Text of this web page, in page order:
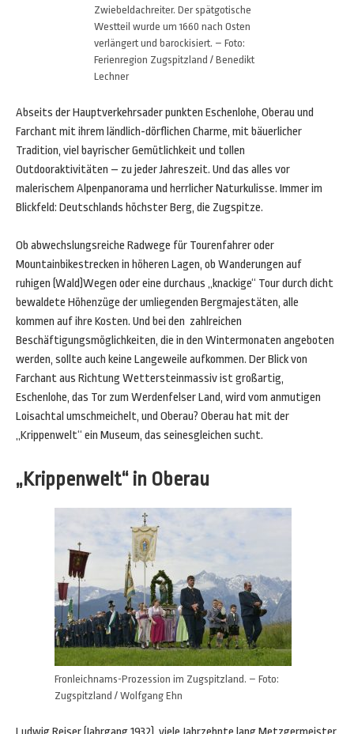
Zwiebeldachreiter. Der spätgotische
Westteil wurde um 1660 nach Osten
verlängert und barockisiert. – Foto:
Ferienregion Zugspitzland / Benedikt
Lechner
Abseits der Hauptverkehrsader punkten Eschenlohe, Oberau und
Farchant mit ihrem ländlich-dörflichen Charme, mit bäuerlicher
Tradition, viel bayrischer Gemütlichkeit und tollen
Outdooraktivitäten – zu jeder Jahreszeit. Und das alles vor
malerischem Alpenpanorama und herrlicher Naturkulisse. Immer im
Blickfeld: Deutschlands höchster Berg, die Zugspitze.
Ob abwechslungsreiche Radwege für Tourenfahrer oder
Mountainbikestrecken in höheren Lagen, ob Wanderungen auf
ruhigen (Wald)Wegen oder eine durchaus „knackige“ Tour durch dicht
bewaldete Höhenzüge der umliegenden Bergmajestäten, alle
kommen auf ihre Kosten. Und bei den zahlreichen
Beschäftigungsmöglichkeiten, die in den Wintermonaten angeboten
werden, sollte auch keine Langeweile aufkommen. Der Blick von
Farchant aus Richtung Wettersteinmassiv ist großartig,
Eschenlohe, das Tor zum Werdenfelser Land, wird vom anmutigen
Loisachtal umschmeichelt, und Oberau? Oberau hat mit der
„Krippenwelt“ ein Museum, das seinesgleichen sucht.
„Krippenwelt“ in Oberau
Fronleichnams-Prozession im Zugspitzland. – Foto:
Zugspitzland / Wolfgang Ehn